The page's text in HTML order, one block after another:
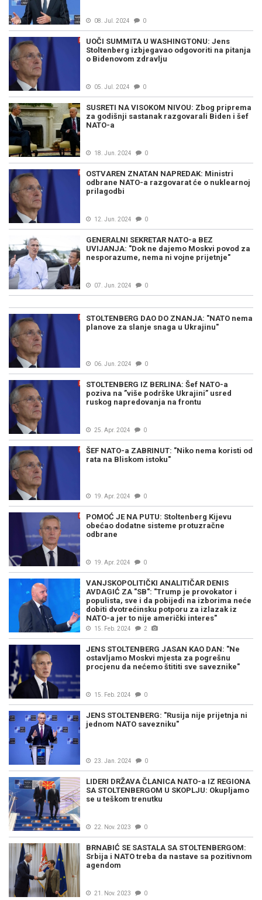
08. Jul. 2024 0
UOČI SUMMITA U WASHINGTONU: Jens
Stoltenberg izbjegavao odgovoriti na pitanja
o Bidenovom zdravlju
05. Jul. 2024 0
SUSRETI NA VISOKOM NIVOU: Zbog priprema
za godišnji sastanak razgovarali Biden i šef
NATO-a
18. Jun. 2024 0
OSTVAREN ZNATAN NAPREDAK: Ministri
odbrane NATO-a razgovarat će o nuklearnoj
prilagodbi
12. Jun. 2024 0
GENERALNI SEKRETAR NATO-a BEZ
UVIJANJA: "Dok ne dajemo Moskvi povod za
nesporazume, nema ni vojne prijetnje"
07. Jun. 2024 0
STOLTENBERG DAO DO ZNANJA: "NATO nema
planove za slanje snaga u Ukrajinu"
06. Jun. 2024 0
STOLTENBERG IZ BERLINA: Šef NATO-a
poziva na ”više podrške Ukrajini” usred
ruskog napredovanja na frontu
25. Apr. 2024 0
ŠEF NATO-a ZABRINUT: "Niko nema koristi od
rata na Bliskom istoku"
19. Apr. 2024 0
POMOĆ JE NA PUTU: Stoltenberg Kijevu
obećao dodatne sisteme protuzračne
odbrane
19. Apr. 2024 0
VANJSKOPOLITIČKI ANALITIČAR DENIS
AVDAGIĆ ZA "SB": "Trump je provokator i
populista, sve i da pobijedi na izborima neće
dobiti dvotrećinsku potporu za izlazak iz
NATO-a jer to nije američki interes"
15. Feb. 2024 2
JENS STOLTENBERG JASAN KAO DAN: "Ne
ostavljamo Moskvi mjesta za pogrešnu
procjenu da nećemo štititi sve saveznike"
15. Feb. 2024 0
JENS STOLTENBERG: "Rusija nije prijetnja ni
jednom NATO savezniku"
23. Jan. 2024 0
LIDERI DRŽAVA ČLANICA NATO-a IZ REGIONA
SA STOLTENBERGOM U SKOPLJU: Okupljamo
se u teškom trenutku
22. Nov. 2023 0
BRNABIĆ SE SASTALA SA STOLTENBERGOM:
Srbija i NATO treba da nastave sa pozitivnom
agendom
21. Nov. 2023 0